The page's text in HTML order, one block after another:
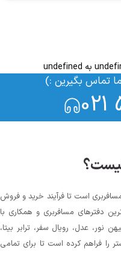
ما تماس بگیرین :)
021
مسافربری است تا فرآیند خرید و فروش
دفترهای مسافربری و همکاری با
نور، عدل، رویال سفر، ترابر بیتا،
را فراهم کرده است تا برای تمامی